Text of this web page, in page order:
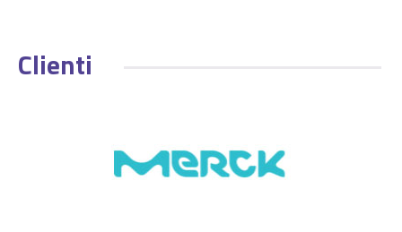
Clienti